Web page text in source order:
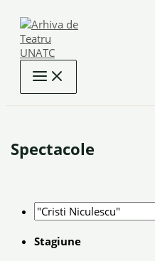
content
Spectacole
Stagiune